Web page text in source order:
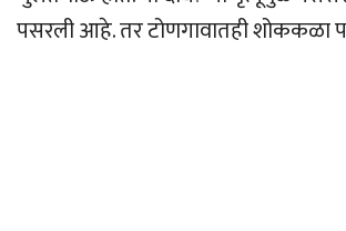
पसरली आहे. तर टोणगावातही शोककळा